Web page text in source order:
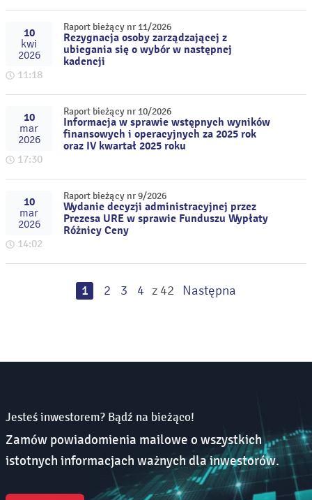
10
kwi
2026
11:18
Raport bieżący nr 11/2026
Rezygnacja osoby zarządzającej z
ubiegania się o wybór w następnej
kadencji
10
mar
2026
17:30
Raport bieżący nr 10/2026
Informacja w sprawie wstępnych wyników
finansowych i operacyjnych za 2025 rok
oraz IV kwartał 2025 roku
10
mar
2026
14:02
Raport bieżący nr 9/2026
Wydanie decyzji administracyjnej przez
Prezesa URE w sprawie Funduszu Wypłaty
Różnicy Ceny
1 2 3 4 z 42 Następna
Jesteś inwestorem? Bądź na bieżąco!
Zamów powiadomienia mailowe o wszystkich
istotnych informacjach ważnych dla inwestorów.